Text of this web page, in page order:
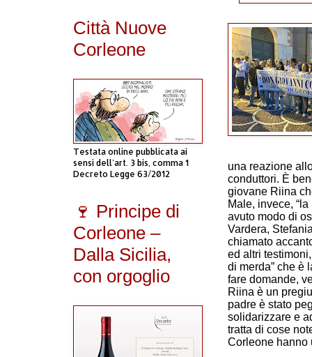
una reazione
conduttori. È
giovane Riina
Male, invece,
avuto modo di
Vardera,
chiamato
ed altri
di merda” che è
fare domande,
Riina è un
padre è stato
solidarizzare e
tratta di cose
Corleone
Città Nuove
Corleone
Testata online pubblicata ai
sensi dell'art. 3 bis, comma 1
Decreto Legge 63/2012
🍷 Principe di
Corleone –
Dalla Sicilia,
con orgoglio